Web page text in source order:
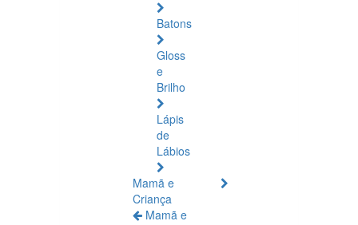
Batons
Gloss
e
Brilho
Lápis
de
Lábios
Mamã e
Criança
Mamã e